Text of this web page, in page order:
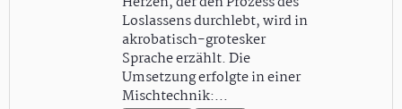
Loslassens durchlebt, wird in
akrobatisch-grotesker
Sprache erzählt. Die
Umsetzung erfolgte in einer
Mischtechnik:…